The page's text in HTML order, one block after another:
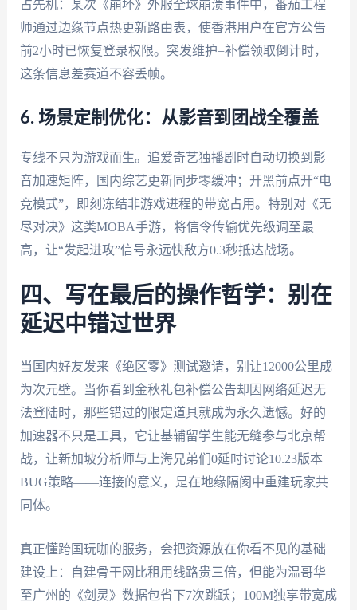
占先机：某次《崩坏》外服全球崩溃事件中，番茄工程
师通过边缘节点热更新路由表，使香港用户在官方公告
前2小时已恢复登录权限。突发维护=补偿领取倒计时，
这条信息差赛道不容丢帧。
6. 场景定制优化：从影音到团战全覆盖
专线不只为游戏而生。追爱奇艺独播剧时自动切换到影
音加速矩阵，国内综艺更新同步零缓冲；开黑前点开“电
竞模式”，即刻冻结非游戏进程的带宽占用。特别对《无
尽对决》这类MOBA手游，将信令传输优先级调至最
高，让“发起进攻”信号永远快敌方0.3秒抵达战场。
四、写在最后的操作哲学：别在
延迟中错过世界
当国内好友发来《绝区零》测试邀请，别让12000公里成
为次元壁。当你看到金秋礼包补偿公告却因网络延迟无
法登陆时，那些错过的限定道具就成为永久遗憾。好的
加速器不只是工具，它让基辅留学生能无缝参与北京帮
战，让新加坡分析师与上海兄弟们0延时讨论10.23版本
BUG策略——连接的意义，是在地缘隔阂中重建玩家共
同体。
真正懂跨国玩咖的服务，会把资源放在你看不见的基础
建设上：自建骨干网比租用线路贵三倍，但能为温哥华
至广州的《剑灵》数据包省下7次跳跃；100M独享带宽成